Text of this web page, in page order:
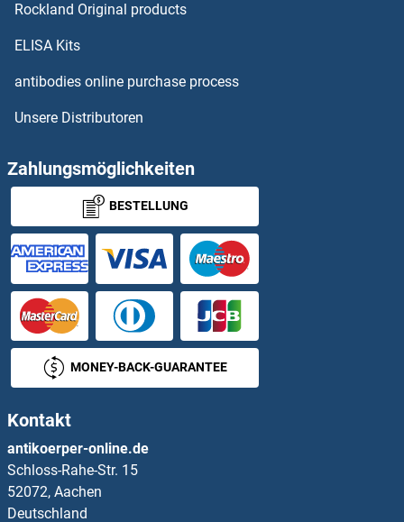
Rockland Original products
ELISA Kits
antibodies online purchase process
Unsere Distributoren
Zahlungsmöglichkeiten
BESTELLUNG
MONEY-BACK-GUARANTEE
Kontakt
antikoerper-online.de
Schloss-Rahe-Str. 15
52072, Aachen
Deutschland